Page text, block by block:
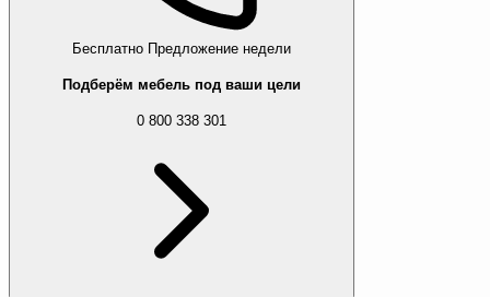
Бесплатно Предложение недели
Подберём мебель под ваши цели
0 800 338 301